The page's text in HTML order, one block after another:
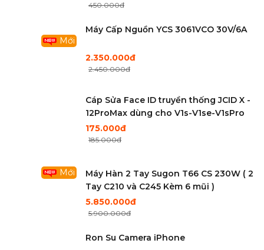
450.000đ
Mới
Máy Cấp Nguồn YCS 3061VCO 30V/6A
2.350.000đ
2.450.000đ
Cáp Sửa Face ID truyền thống JCID X -
12ProMax dùng cho V1s-V1se-V1sPro
175.000đ
185.000đ
Mới
Máy Hàn 2 Tay Sugon T66 CS 230W ( 2
Tay C210 và C245 Kèm 6 mũi )
5.850.000đ
5.900.000đ
Ron Su Camera iPhone